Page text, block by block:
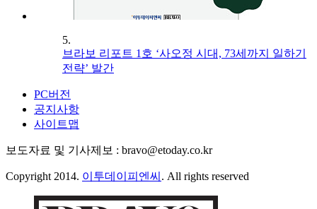
5.
브라보 리포트 1호 ‘사오정 시대, 73세까지 일하기
전략’ 발간
PC버전
공지사항
사이트맵
보도자료 및 기사제보 : bravo@etoday.co.kr
Copyright 2014. 이투데이피엔씨 . All rights reserved